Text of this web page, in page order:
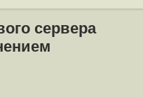
сервера